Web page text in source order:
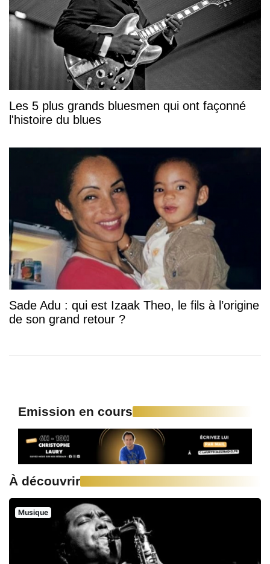
Les 5 plus grands bluesmen qui ont façonné
l'histoire du blues
Sade Adu : qui est Izaak Theo, le fils à l’origine
de son grand retour ?
Emission en cours
À découvrir
Musique